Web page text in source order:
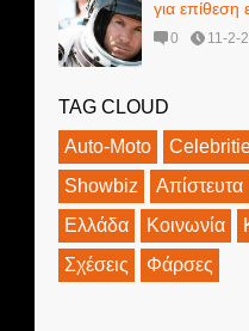
για επίθεση
0 11-2-
TAG CLOUD
Auto-Moto
Showbiz
Απίστευτα
Ελλάδα
Κοινωνία
Σχέσεις
Φάρσες